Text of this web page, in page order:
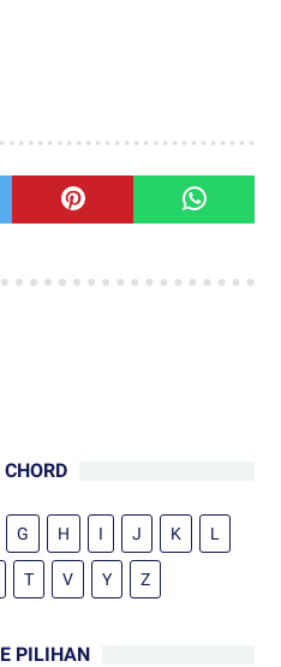
G H I J K L
T V Y Z
PILIHAN